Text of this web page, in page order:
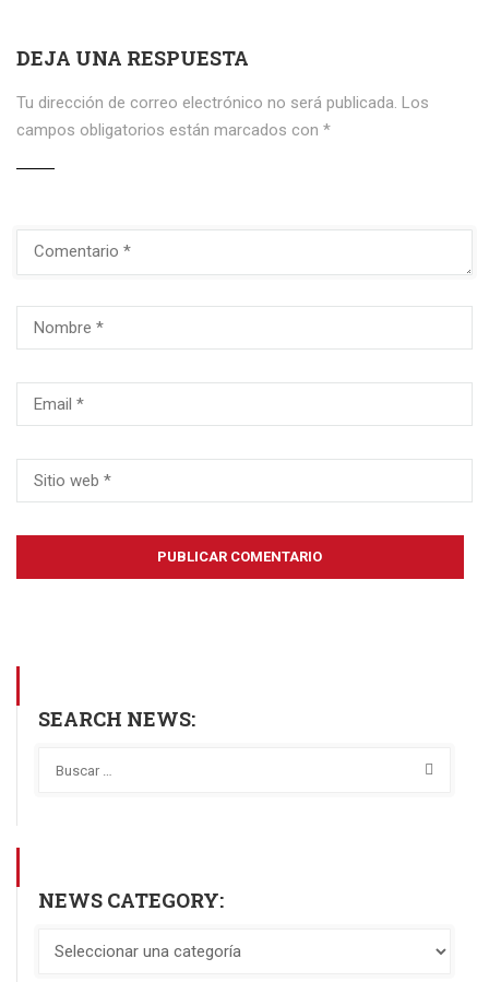
DEJA UNA RESPUESTA
Tu dirección de correo electrónico no será publicada. Los
campos obligatorios están marcados con *
SEARCH NEWS:
NEWS CATEGORY: